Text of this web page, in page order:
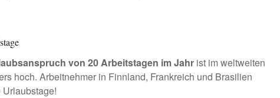
von 20 Arbeitstagen im Jahr ist im weltweiten
hoch. Arbeitnehmer in Finnland, Frankreich und Brasilien